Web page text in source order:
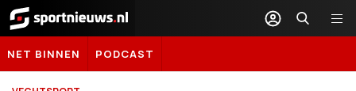
Sportnieuws.nl
NET BINNEN PODCAST